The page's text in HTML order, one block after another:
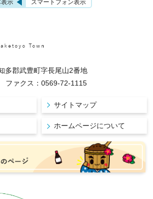
表示 スマートフォン表示
郡武豊町字長尾山2番地
ァクス：0569-72-1115
サイトマップ
ホームページについて